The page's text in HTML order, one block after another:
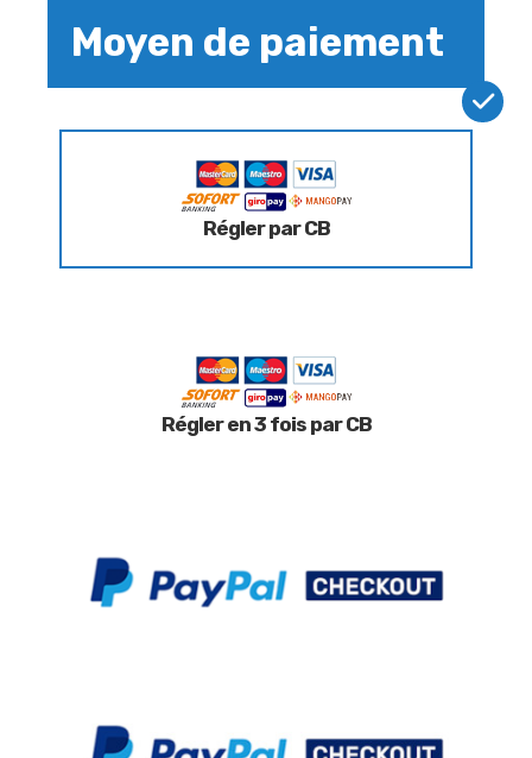
Moyen de paiement
Régler par CB
Régler en 3 fois par CB